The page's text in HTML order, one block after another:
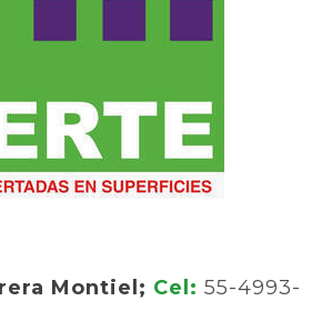
Montiel; Cel: 55-4993-